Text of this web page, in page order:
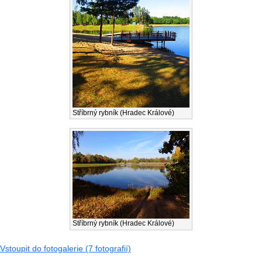
Stříbrný rybník (Hradec Králové)
Stříbrný rybník (Hradec Králové)
Vstoupit do fotogalerie (7 fotografií)